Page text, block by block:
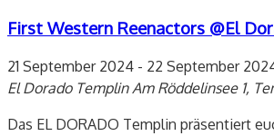
First Western Reenactors @El
21 September 2024 - 22 September
El Dorado TemplinAm Röddelinsee 1,
Das EL DORADO Templin präsentiert